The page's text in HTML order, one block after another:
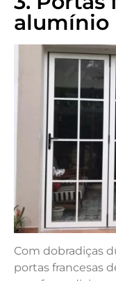
alumínio
Com dobradiças
portas francesas